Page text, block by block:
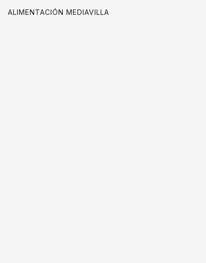
ALIMENTACIÓN MEDIAVILLA